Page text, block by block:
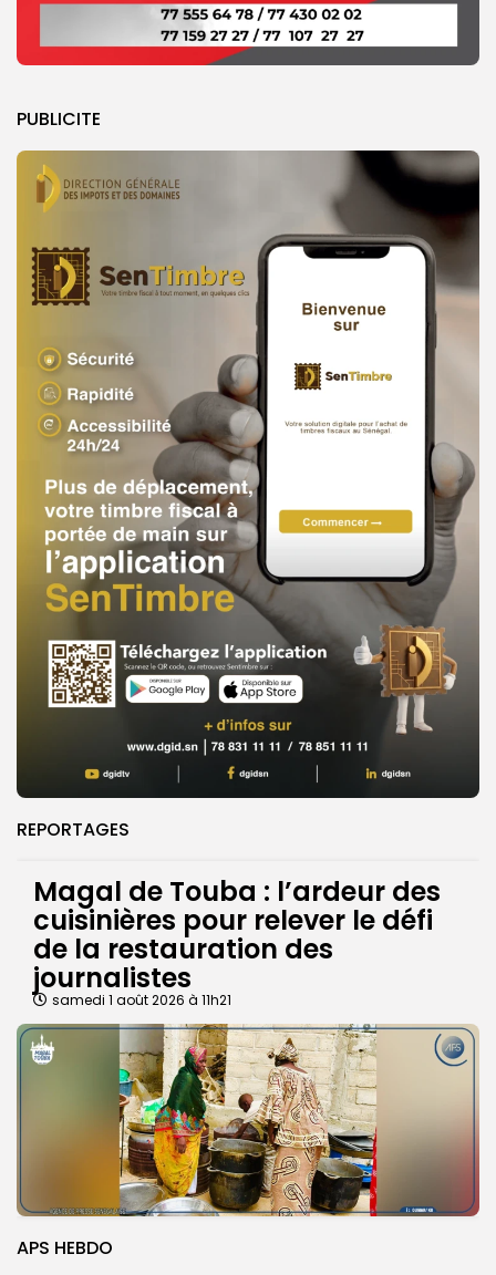
PUBLICITE
REPORTAGES
Magal de Touba : l’ardeur des
cuisinières pour relever le défi
de la restauration des
journalistes
samedi 1 août 2026 à 11h21
APS HEBDO